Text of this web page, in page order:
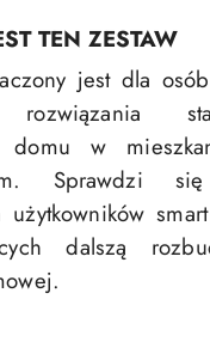
TEN ZESTAW
jest dla
rozwiązania
domu w
Sprawdzi
użytkowników
dalszą